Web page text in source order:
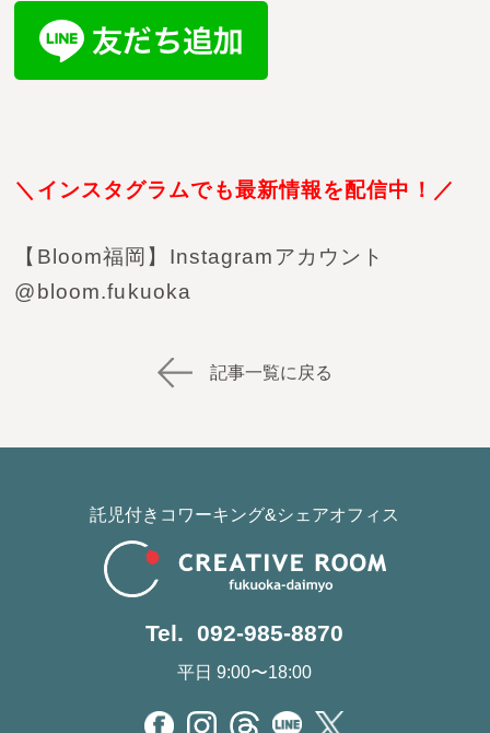
＼インスタグラムでも最新情報を配信中！／
【Bloom福岡】Instagramアカウント
@bloom.fukuoka
記事一覧に戻る
託児付きコワーキング&シェアオフィス
Tel. 092-985-8870
平日 9:00〜18:00